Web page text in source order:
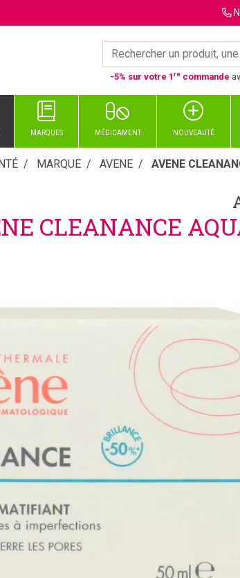
-5% sur votre 1re commande
MARQUES MÉDICAMENT NOUVEAUTÉ
MARQUE AVENE AVENE
CLEANANCE